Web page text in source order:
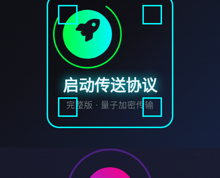
启动传送协议
完整版 · 量子加密传输